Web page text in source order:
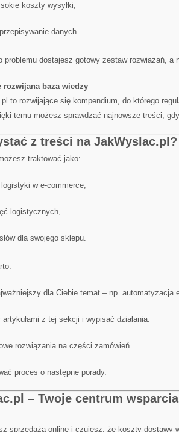
koszty wysyłki,
danych.
problemu dostajesz gotowy zestaw rozwiązań, a
rozwijana baza wiedzy
to rozwijające się kompendium, do którego
temu możesz sprawdzać najnowsze treści,
z treści na JakWyslac.pl?
traktować jako:
w e-commerce,
logistycznych,
dla swojego sklepu.
dla Ciebie temat – np. automatyzacja
z tej sekcji i wypisać działania.
rozwiązania na części zamówień.
proces o następne porady.
– Twoje centrum
sprzedażą online i czujesz, że koszty dostawy